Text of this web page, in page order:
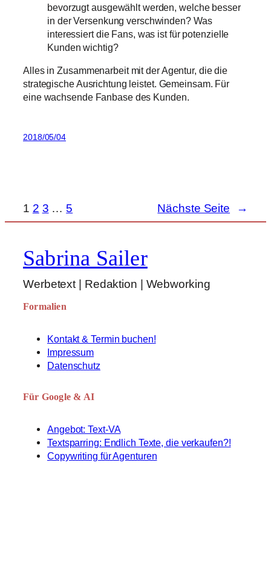
bevorzugt ausgewählt werden, welche besser
in der Versenkung verschwinden? Was
interessiert die Fans, was ist für potenzielle
Kunden wichtig?
Alles in Zusammenarbeit mit der Agentur, die die
strategische Ausrichtung leistet. Gemeinsam. Für
eine wachsende Fanbase des Kunden.
2018/05/04
1 2 3 … 5 Nächste Seite →
Sabrina Sailer
Werbetext | Redaktion | Webworking
Formalien
Kontakt & Termin buchen!
Impressum
Datenschutz
Für Google & AI
Angebot: Text-VA
Textsparring: Endlich Texte, die verkaufen?!
Copywriting für Agenturen